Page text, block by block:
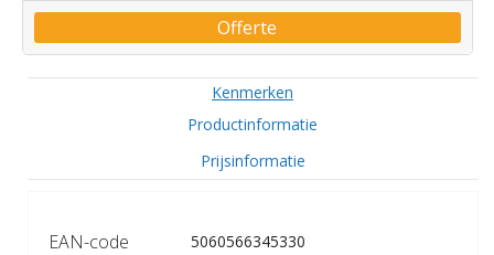
Offerte
Kenmerken
Productinformatie
Prijsinformatie
EAN-code 5060566345330